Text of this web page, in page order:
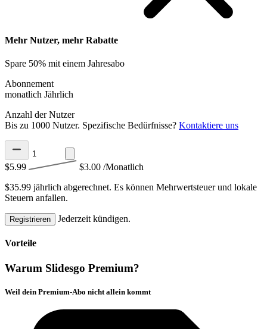
Mehr Nutzer, mehr Rabatte
Spare 50% mit einem Jahresabo
Abonnement
monatlich Jährlich
Anzahl der Nutzer
Bis zu 1000 Nutzer. Spezifische Bedürfnisse? Kontaktiere uns
$5.99 $3.00 /Monatlich
$35.99 jährlich abgerechnet. Es können Mehrwertsteuer und lokale
Steuern anfallen.
Registrieren Jederzeit kündigen.
Vorteile
Warum Slidesgo Premium?
Weil dein Premium-Abo nicht allein kommt